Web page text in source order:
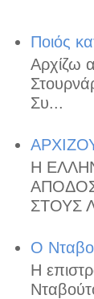
Ποιός
Αρχίζω
Συ...
Η
ΣΤΟΥΣ
O
Η